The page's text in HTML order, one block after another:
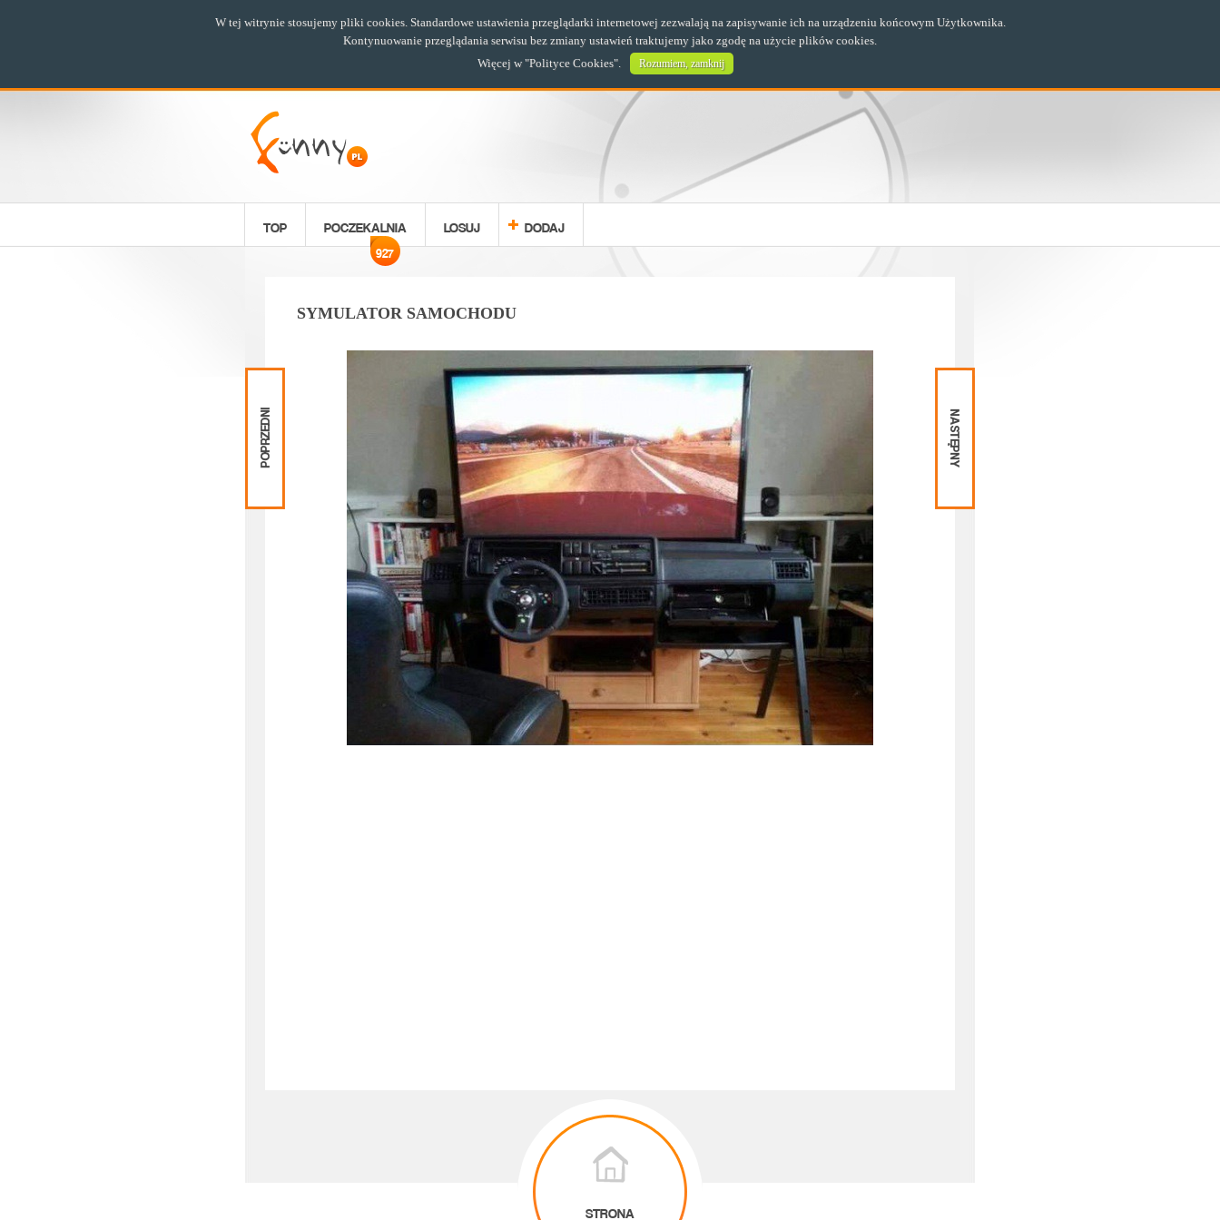
TOP POCZEKALNIA
927
LOSUJ DODAJ
SYMULATOR SAMOCHODU
Poprzedni
Następny
STRONA
W tej witrynie stosujemy pliki cookies. Standardowe ustawienia przeglądarki internetowej zezwalają na zapisywanie ich na urządzeniu końcowym Użytkownika.
Kontynuowanie przeglądania serwisu bez zmiany ustawień traktujemy jako zgodę na użycie plików cookies.
Więcej w "Polityce Cookies". Rozumiem, zamknij